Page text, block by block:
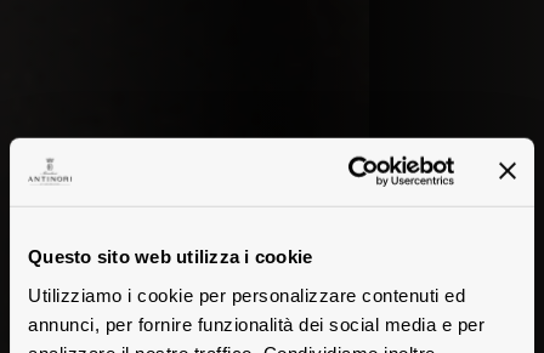
Questo sito web utilizza i cookie
Utilizziamo i cookie per personalizzare contenuti ed
annunci, per fornire funzionalità dei social media e per